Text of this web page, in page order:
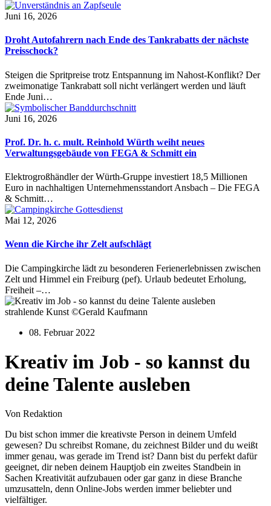
Juni 16, 2026
Droht Autofahrern nach Ende des Tankrabatts der nächste
Preisschock?
Steigen die Spritpreise trotz Entspannung im Nahost-Konflikt? Der
zweimonatige Tankrabatt soll nicht verlängert werden und läuft
Ende Juni…
Juni 16, 2026
Prof. Dr. h. c. mult. Reinhold Würth weiht neues
Verwaltungsgebäude von FEGA & Schmitt ein
Elektrogroßhändler der Würth-Gruppe investiert 18,5 Millionen
Euro in nachhaltigen Unternehmensstandort Ansbach – Die FEGA
& Schmitt…
Mai 12, 2026
Wenn die Kirche ihr Zelt aufschlägt
Die Campingkirche lädt zu besonderen Ferienerlebnissen zwischen
Zelt und Himmel ein Freiburg (pef). Urlaub bedeutet Erholung,
Freiheit –…
strahlende Kunst ©Gerald Kaufmann
08. Februar 2022
Kreativ im Job - so kannst du
deine Talente ausleben
Von Redaktion
Du bist schon immer die kreativste Person in deinem Umfeld
gewesen? Du schreibst Romane, du zeichnest Bilder und du weißt
immer genau, was gerade im Trend ist? Dann bist du perfekt dafür
geeignet, dir neben deinem Hauptjob ein zweites Standbein in
Sachen Kreativität aufzubauen oder gar ganz in diese Branche
umzusatteln, denn Online-Jobs werden immer beliebter und
vielfältiger.